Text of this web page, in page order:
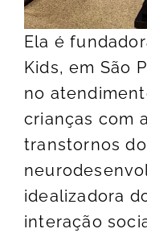
Ela é
Kids, em São
no
crianças com
transtornos do
idealizadora
interação